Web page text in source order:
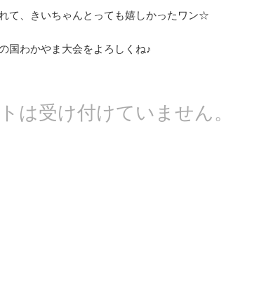
て、きいちゃんとっても嬉しかったワン☆
国わかやま大会をよろしくね♪
は受け付けていません。